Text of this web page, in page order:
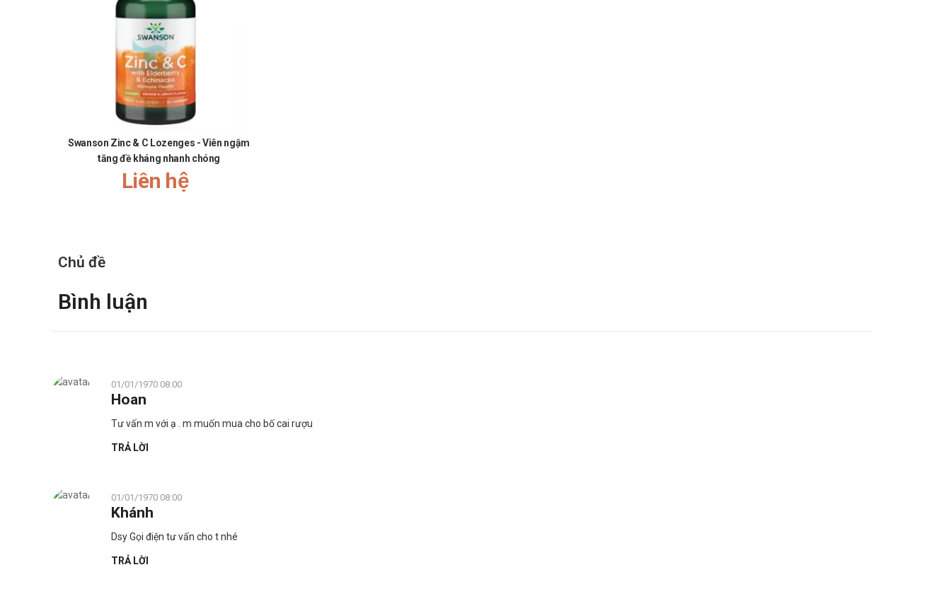
Swanson Zinc & C Lozenges - Viên ngậm
tăng đề kháng nhanh chóng
Liên hệ
Chủ đề
Bình luận
01/01/1970 08:00
Hoan
Tư vấn m với ạ . m muốn mua cho bố cai rượu
TRẢ LỜI
01/01/1970 08:00
Khánh
Dsy Gọi điện tư vấn cho t nhé
TRẢ LỜI